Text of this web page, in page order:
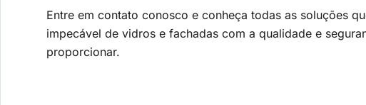
Entre em contato conosco e conheça todas as soluções
impecável de vidros e fachadas com a qualidade e
proporcionar.